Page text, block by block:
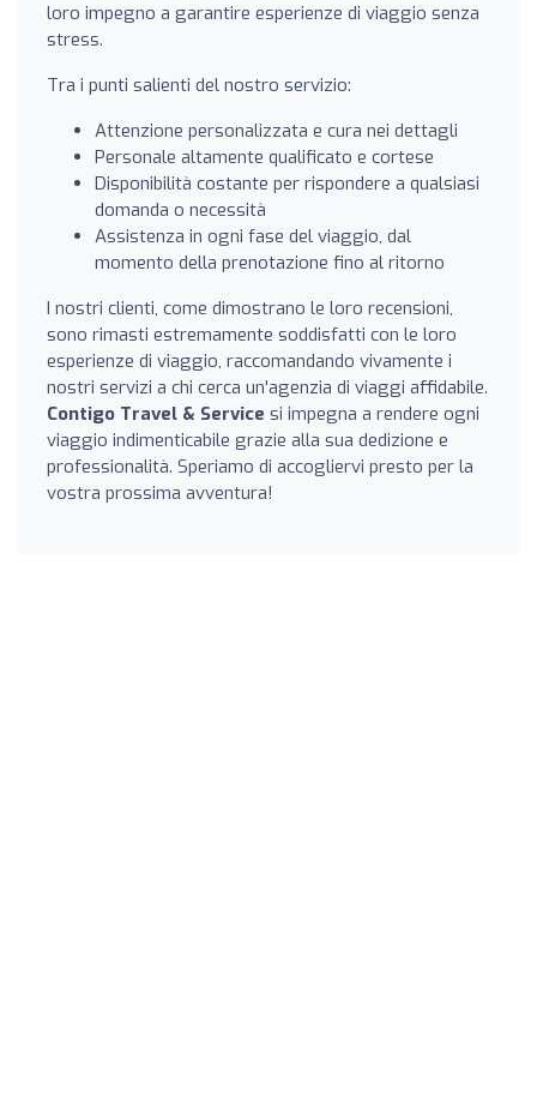
loro impegno a garantire esperienze di viaggio senza
stress.
Tra i punti salienti del nostro servizio:
Attenzione personalizzata e cura nei dettagli
Personale altamente qualificato e cortese
Disponibilità costante per rispondere a qualsiasi
domanda o necessità
Assistenza in ogni fase del viaggio, dal
momento della prenotazione fino al ritorno
I nostri clienti, come dimostrano le loro recensioni,
sono rimasti estremamente soddisfatti con le loro
esperienze di viaggio, raccomandando vivamente i
nostri servizi a chi cerca un'agenzia di viaggi affidabile.
Contigo Travel & Service si impegna a rendere ogni
viaggio indimenticabile grazie alla sua dedizione e
professionalità. Speriamo di accogliervi presto per la
vostra prossima avventura!